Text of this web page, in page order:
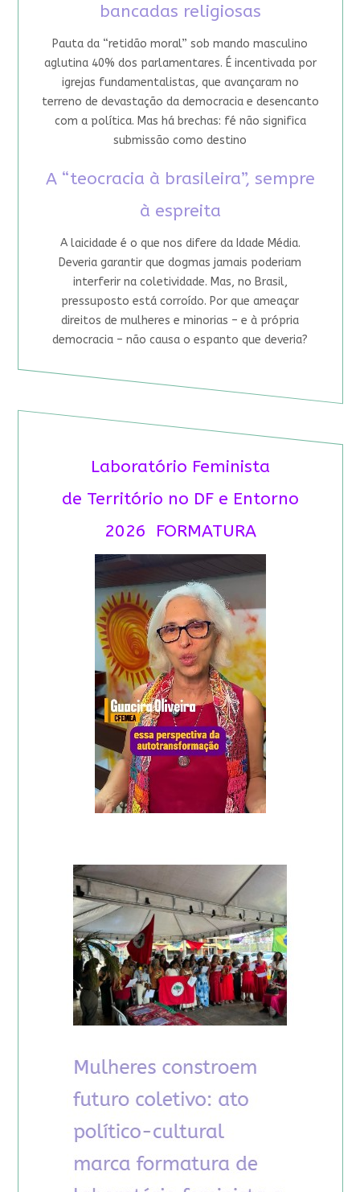
bancadas religiosas
Pauta da “retidão moral” sob mando masculino
aglutina 40% dos parlamentares. É incentivada por
igrejas fundamentalistas, que avançaram no
terreno de devastação da democracia e desencanto
com a política. Mas há brechas: fé não significa
submissão como destino
A “teocracia à brasileira”, sempre
à espreita
A laicidade é o que nos difere da Idade Média.
Deveria garantir que dogmas jamais poderiam
interferir na coletividade. Mas, no Brasil,
pressuposto está corroído. Por que ameaçar
direitos de mulheres e minorias – e à própria
democracia – não causa o espanto que deveria?
Laboratório Feminista
de Território no DF e Entorno
2026 FORMATURA